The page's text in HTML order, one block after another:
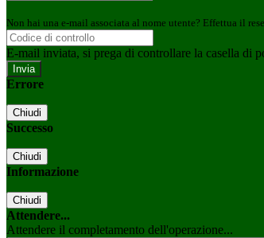
Non hai una e-mail associata al nome utente? Effettua il
E-mail inviata, si prega di controllare la casella di
Errore
Chiudi
Successo
Chiudi
Informazione
Chiudi
Attendere...
Attendere il completamento dell'operazione...